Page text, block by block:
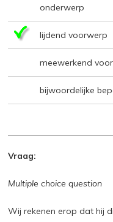
onderwerp
lijdend voorwerp
meewerkend
bijwoordelijke
Vraag:
Multiple choice question
Wij rekenen erop dat hij